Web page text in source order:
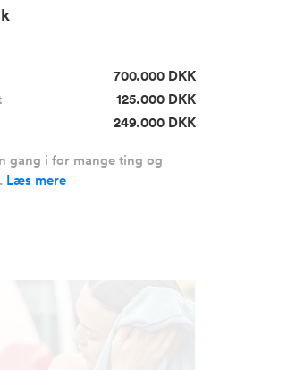
700.000 DKK
125.000 DKK
249.000 DKK
gang i for mange ting og
Læs mere